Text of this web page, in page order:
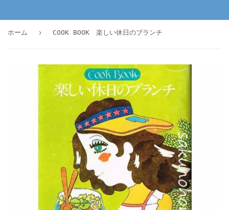
ホーム › COOK BOOK 楽しい休日のブランチ